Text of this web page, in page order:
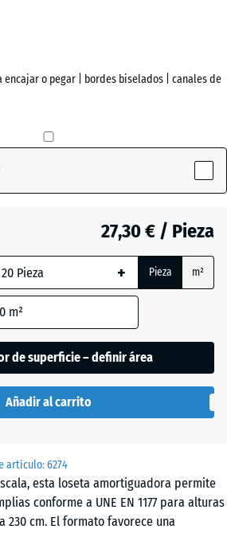
artículo:6274
esta loseta amortiguadora permite
conforme a UNE EN 1177 para alturas
cm. El formato favorece una
encajar o pegar | bordes biselados | canales de
27,30 € / Pieza
+ Pieza m²
0 m²
de superficie – definir área
Añadir al carrito